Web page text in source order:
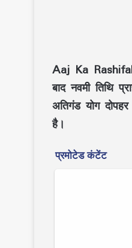
Aaj Ka
बादनवमी तिथि
अतिगंड योगदोपहर
है।